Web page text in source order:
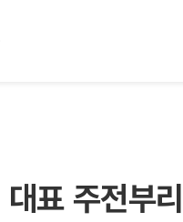
표 주전부리